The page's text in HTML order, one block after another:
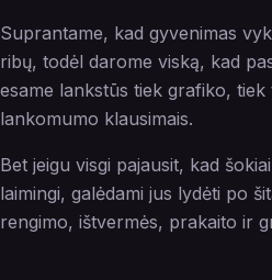
Suprantame, kad gyvenimas
ribų, todėl darome viską, kad
esame lankstūs tiek grafiko,
lankomumo klausimais.
Bet jeigu visgi pajausit, kad
laimingi, galėdami jus lydėti po
rengimo, ištvermės, prakaito ir